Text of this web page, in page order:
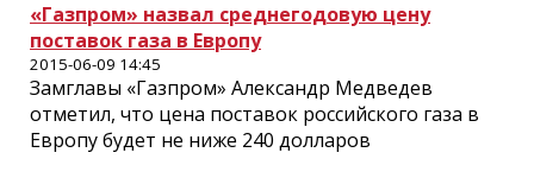
«Газпром» назвал среднегодовую цену
поставок газа в Европу
2015-06-09 14:45
Замглавы «Газпром» Александр Медведев
отметил, что цена поставок российского газа в
Европу будет не ниже 240 долларов